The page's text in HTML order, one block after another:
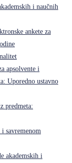
i naučnih
ankete za
apsolvente i
Uporedno ustavno
predmeta:
savremenom
akademskih i